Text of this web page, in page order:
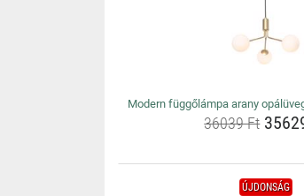
Modern függőlámpa arany
36039 Ft
ÚJDONSÁG